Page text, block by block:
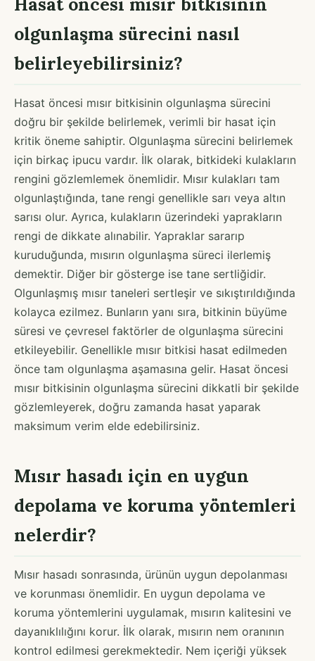
olgunlaşma sürecini nasıl
belirleyebilirsiniz?
Hasat öncesi mısır bitkisinin olgunlaşma sürecini
doğru bir şekilde belirlemek, verimli bir hasat için
kritik öneme sahiptir. Olgunlaşma sürecini belirlemek
için birkaç ipucu vardır. İlk olarak, bitkideki kulakların
rengini gözlemlemek önemlidir. Mısır kulakları tam
olgunlaştığında, tane rengi genellikle sarı veya altın
sarısı olur. Ayrıca, kulakların üzerindeki yaprakların
rengi de dikkate alınabilir. Yapraklar sararıp
kuruduğunda, mısırın olgunlaşma süreci ilerlemiş
demektir. Diğer bir gösterge ise tane sertliğidir.
Olgunlaşmış mısır taneleri sertleşir ve sıkıştırıldığında
kolayca ezilmez. Bunların yanı sıra, bitkinin büyüme
süresi ve çevresel faktörler de olgunlaşma sürecini
etkileyebilir. Genellikle mısır bitkisi hasat edilmeden
önce tam olgunlaşma aşamasına gelir. Hasat öncesi
mısır bitkisinin olgunlaşma sürecini dikkatli bir şekilde
gözlemleyerek, doğru zamanda hasat yaparak
maksimum verim elde edebilirsiniz.
Mısır hasadı için en uygun
depolama ve koruma yöntemleri
nelerdir?
Mısır hasadı sonrasında, ürünün uygun depolanması
ve korunması önemlidir. En uygun depolama ve
koruma yöntemlerini uygulamak, mısırın kalitesini ve
dayanıklılığını korur. İlk olarak, mısırın nem oranının
kontrol edilmesi gerekmektedir. Nem içeriği yüksek